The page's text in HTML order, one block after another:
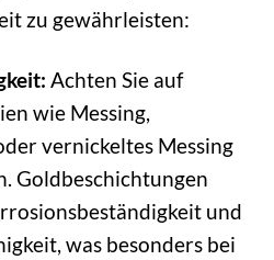
zu gewährleisten:
Achten Sie auf
wie Messing,
vernickeltes Messing
Goldbeschichtungen
und
was besonders bei